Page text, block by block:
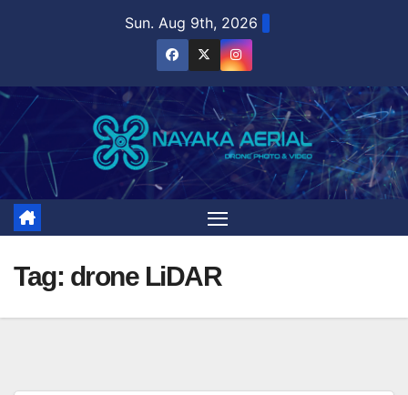
Sun. Aug 9th, 2026
Tag: drone LiDAR